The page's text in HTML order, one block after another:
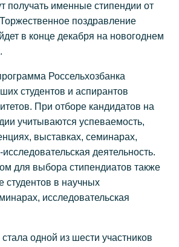
получать именные стипендии от
поздравление
в конце декабря на новогоднем
Россельхозбанка
студентов и аспирантов
При отборе кандидатов на
учитываются успеваемость,
выставках, семинарах,
деятельность.
для выбора стипендиатов также
студентов в научных
исследовательская
одной из шести участников